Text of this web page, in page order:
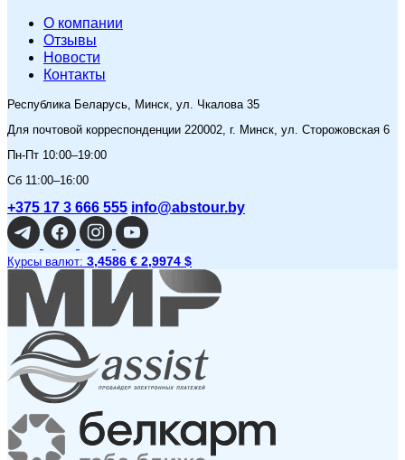
O компании
Отзывы
Новости
Контакты
Республика Беларусь, Минск, ул. Чкалова 35
Для почтовой корреспонденции 220002, г. Минск, ул. Сторожовская 6
Пн-Пт 10:00–19:00
Сб 11:00–16:00
+375 17 3 666 555 info@abstour.by
Курсы валют: 3,4586 € 2,9974 $